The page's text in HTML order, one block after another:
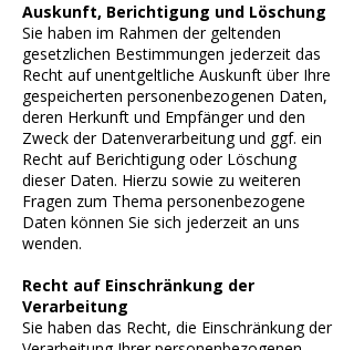
Auskunft, Berichtigung und Löschung
Sie haben im Rahmen der geltenden
gesetzlichen Bestimmungen jederzeit das
Recht auf unentgeltliche Auskunft über Ihre
gespeicherten personenbezogenen Daten,
deren Herkunft und Empfänger und den
Zweck der Datenverarbeitung und ggf. ein
Recht auf Berichtigung oder Löschung
dieser Daten. Hierzu sowie zu weiteren
Fragen zum Thema personenbezogene
Daten können Sie sich jederzeit an uns
wenden.
Recht auf Einschränkung der
Verarbeitung
Sie haben das Recht, die Einschränkung der